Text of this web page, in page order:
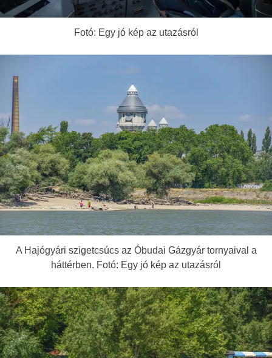
Fotó: Egy jó kép az utazásról
A Hajógyári szigetcsúcs az Óbudai Gázgyár tornyaival a
háttérben. Fotó: Egy jó kép az utazásról